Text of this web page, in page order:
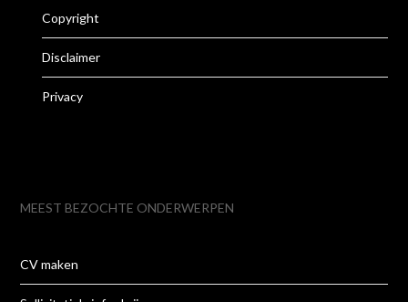
Copyright
Disclaimer
Privacy
MEEST BEZOCHTE ONDERWERPEN
CV maken